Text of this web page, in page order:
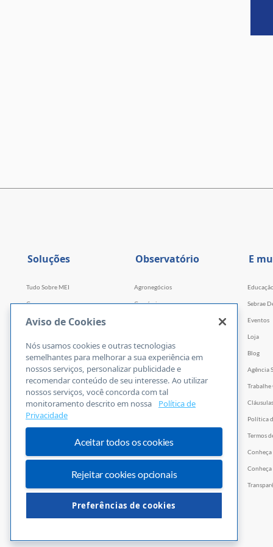
Soluções
Tudo Sobre MEI
Cursos
Cursos por WhatsApp
Faculdade Sebrae
Webinars
Empretec
PGA
Ferramentas
Observatório
Agronegócios
Comércio
Tecnologia e Startups
E
Sebrae
Eventos
Loja
Blog
Agência
Trabalhe
Política
Termos
Conheça
Conheça
Aviso de Cookies
Nós usamos cookies e outras tecnologias
semelhantes para melhorar a sua experiência em
nossos serviços, personalizar publicidade e
recomendar conteúdo de seu interesse. Ao utilizar
nossos serviços, você concorda com tal
monitoramento descrito em nossa
Política de
Privacidade
Aceitar todos os cookies
Rejeitar cookies opcionais
Preferências de cookies